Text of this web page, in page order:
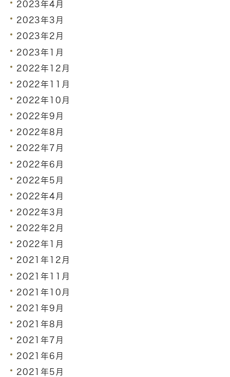
2023年4月
2023年3月
2023年2月
2023年1月
2022年12月
2022年11月
2022年10月
2022年9月
2022年8月
2022年7月
2022年6月
2022年5月
2022年4月
2022年3月
2022年2月
2022年1月
2021年12月
2021年11月
2021年10月
2021年9月
2021年8月
2021年7月
2021年6月
2021年5月